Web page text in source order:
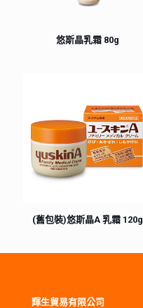
悠斯晶乳霜 80g
(舊包裝)悠斯晶A 乳霜 120g
輝生貿易有限公司